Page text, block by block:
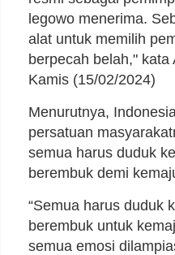
legowo menerima.
alat untuk memilih
berpecah belah," kata
Kamis (15/02/2024)
Menurutnya,
persatuan
semua harus duduk
berembuk demi
“Semua harus duduk
berembuk untuk
semua emosi